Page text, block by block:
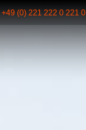
+49 (0) 221 222 0 221 0